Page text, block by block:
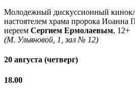
Молодежный дискуссионный
настоятелем храма пророка Иоанна
иереем Сергием Ермолаевым, 12+
(М. Ульяновой, 1, зал № 12)
20 августа (четверг)
18.00